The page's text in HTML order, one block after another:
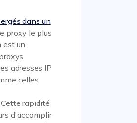
dans un
proxy le plus
est un
adresses IP
celles
rapidité
d'accomplir